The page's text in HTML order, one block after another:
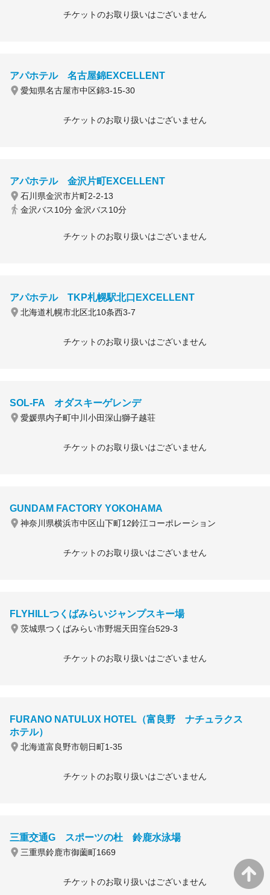
チケットのお取り扱いはございません
アパホテル 名古屋錦EXCELLENT
愛知県名古屋市中区錦3-15-30
チケットのお取り扱いはございません
アパホテル 金沢片町EXCELLENT
石川県金沢市片町2-2-13
金沢バス10分 金沢バス10分
チケットのお取り扱いはございません
アパホテル TKP札幌駅北口EXCELLENT
北海道札幌市北区北10条西3-7
チケットのお取り扱いはございません
SOL-FA オダスキーゲレンデ
愛媛県内子町中川小田深山獅子越荘
チケットのお取り扱いはございません
GUNDAM FACTORY YOKOHAMA
神奈川県横浜市中区山下町12鈴江コーポレーション
チケットのお取り扱いはございません
FLYHILLつくばみらいジャンプスキー場
茨城県つくばみらい市野堀天田窪台529-3
チケットのお取り扱いはございません
FURANO NATULUX HOTEL（富良野 ナチュラクス
ホテル）
北海道富良野市朝日町1-35
チケットのお取り扱いはございません
三重交通G スポーツの杜 鈴鹿水泳場
三重県鈴鹿市御薗町1669
チケットのお取り扱いはございません